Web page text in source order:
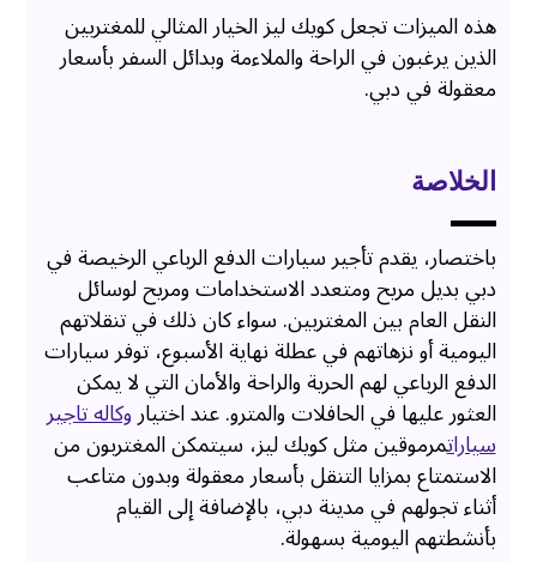
هذه الميزات تجعل كويك ليز الخيار المثالي للمغتربين
الذين يرغبون في الراحة والملاءمة وبدائل السفر بأسعار
معقولة في دبي.
الخلاصة
باختصار، يقدم تأجير سيارات الدفع الرباعي الرخيصة في
دبي بديل مريح ومتعدد الاستخدامات ومريح لوسائل
النقل العام بين المغتربين. سواء كان ذلك في تنقلاتهم
اليومية أو نزهاتهم في عطلة نهاية الأسبوع، توفر سيارات
الدفع الرباعي لهم الحرية والراحة والأمان التي لا يمكن
العثور عليها في الحافلات والمترو. عند اختياروكاله تاجير
سياراتمرموقين مثل كويك ليز، سيتمكن المغتربون من
الاستمتاع بمزايا التنقل بأسعار معقولة وبدون متاعب
أثناء تجولهم في مدينة دبي، بالإضافة إلى القيام
بأنشطتهم اليومية بسهولة.